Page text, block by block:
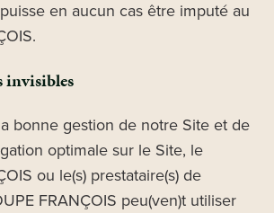
en aucun cas être imputé au
invisibles
bonne gestion de notre Site et de
optimale sur le Site, le
ou le(s) prestataire(s) de
FRANÇOIS peu(ven)t utiliser